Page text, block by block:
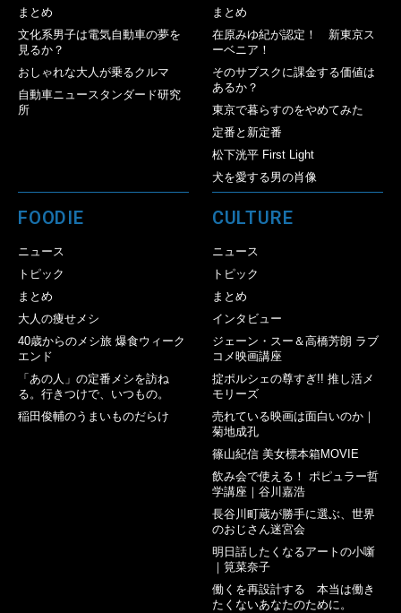
まとめ
文化系男子は電気自動車の夢を
見るか？
おしゃれな大人が乗るクルマ
自動車ニュースタンダード研究
所
まとめ
在原みゆ紀が認定！ 新東京ス
ーベニア！
そのサブスクに課金する価値は
あるか？
東京で暮らすのをやめてみた
定番と新定番
松下洸平 First Light
犬を愛する男の肖像
FOODIE
ニュース
トピック
まとめ
大人の痩せメシ
40歳からのメシ旅 爆食ウィーク
エンド
「あの人」の定番メシを訪ね
る。行きつけで、いつもの。
稲田俊輔のうまいものだらけ
CULTURE
ニュース
トピック
まとめ
インタビュー
ジェーン・スー＆高橋芳朗 ラブ
コメ映画講座
掟ポルシェの尊すぎ!! 推し活メ
モリーズ
売れている映画は面白いのか｜
菊地成孔
篠山紀信 美女標本箱MOVIE
飲み会で使える！ ポピュラー哲
学講座｜谷川嘉浩
長谷川町蔵が勝手に選ぶ、世界
のおじさん迷宮会
明日話したくなるアートの小噺
｜筧菜奈子
働くを再設計する 本当は働き
たくないあなたのために。